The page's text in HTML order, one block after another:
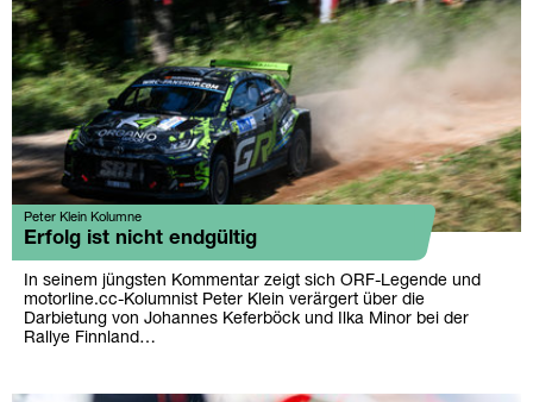
Peter Klein Kolumne
Erfolg ist nicht endgültig
In seinem jüngsten Kommentar zeigt sich ORF-Legende und
motorline.cc-Kolumnist Peter Klein verärgert über die
Darbietung von Johannes Keferböck und Ilka Minor bei der
Rallye Finnland…